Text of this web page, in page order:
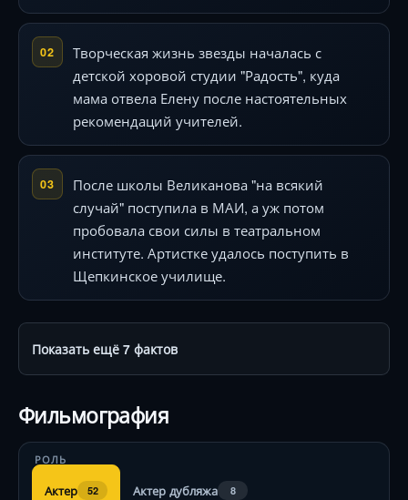
02
Творческая жизнь звезды началась с
детской хоровой студии "Радость", куда
мама отвела Елену после настоятельных
рекомендаций учителей.
03
После школы Великанова "на всякий
случай" поступила в МАИ, а уж потом
пробовала свои силы в театральном
институте. Артистке удалось поступить в
Щепкинское училище.
Показать ещё 7 фактов
Фильмография
РОЛЬ
Актер 52 Актер дубляжа 8